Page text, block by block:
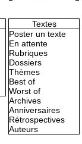
Textes
Poster un texte
En attente
Rubriques
Dossiers
Thèmes
Best of
Worst of
Archives
Anniversaires
Rétrospectives
Auteurs